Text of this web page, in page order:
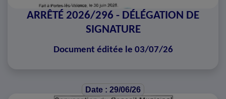
ARRÊTÉ 2026/296 - DÉLÉGATION DE
SIGNATURE
Document éditée le 03/07/26
Date : 29/06/26